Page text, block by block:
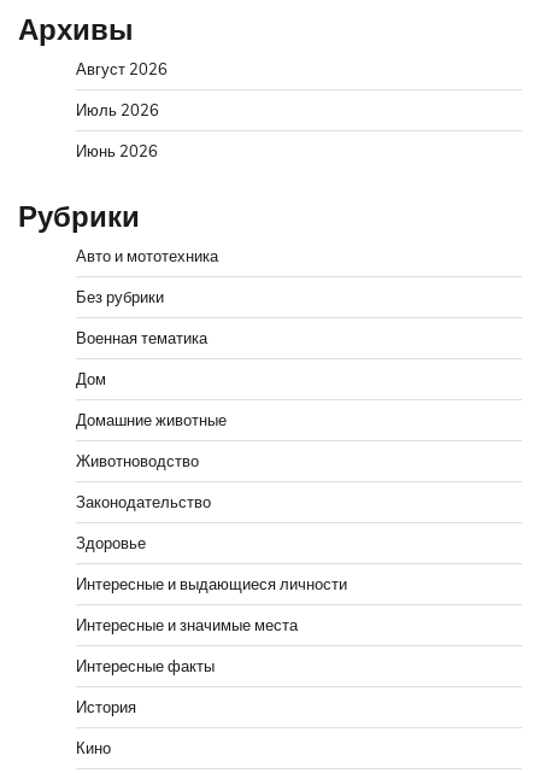
Архивы
Август 2026
Июль 2026
Июнь 2026
Рубрики
Авто и мототехника
Без рубрики
Военная тематика
Дом
Домашние животные
Животноводство
Законодательство
Здоровье
Интересные и выдающиеся личности
Интересные и значимые места
Интересные факты
История
Кино